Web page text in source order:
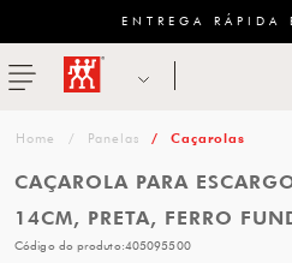
ENTREGA RÁPIDA
menu ZWILLING
Panelas Caçarolas
CAÇAROLA PARA
14CM, PRETA, FERRO
Código do produto:405095500